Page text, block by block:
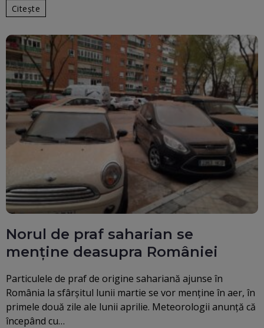
Citește
Norul de praf saharian se
menține deasupra României
Particulele de praf de origine sahariană ajunse în
România la sfârşitul lunii martie se vor menţine în aer, în
primele două zile ale lunii aprilie. Meteorologii anunţă că
începând cu…